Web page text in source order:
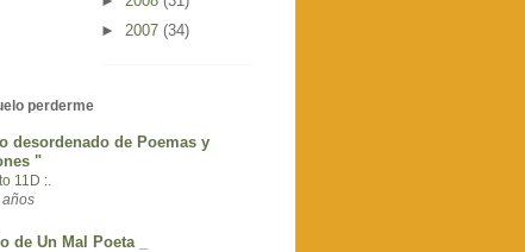
► 2007 (34)
perderme
desordenado de Poemas y
"
11D :.
años
de Un Mal Poeta _